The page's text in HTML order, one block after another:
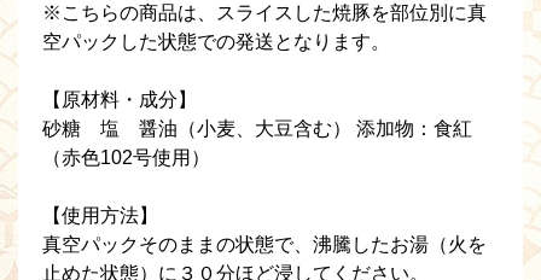
※こちらの商品は、スライスした焼豚を部位別に真
空パックした状態での発送となります。
【原材料・成分】
砂糖 塩 醤油（小麦、大豆含む） 添加物：食紅
（赤色102号使用）
【使用方法】
真空パックそのままの状態で、沸騰したお湯（火を
止めた状態）に３０分ほど浸してください。